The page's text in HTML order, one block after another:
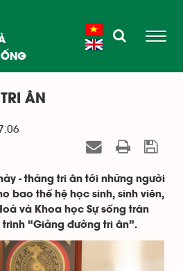
ÂN
- tháng tri ân tới những người
bao thế hệ học sinh, sinh viên,
và Khoa học Sự sống trân
“Giảng đường tri ân”.